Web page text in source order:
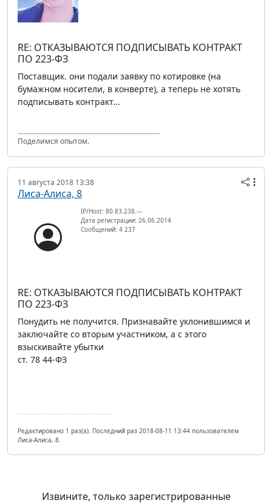
RE: ОТКАЗЫВАЮТСЯ ПОДПИСЫВАТЬ КОНТРАКТ
ПО 223-ФЗ
Поставщик. они подали заявку по котировке (на
бумажном носители, в конверте), а теперь не хотять
подписывать контракт...
Поделимся опытом.
11 августа 2018 13:38
Лиса-Алиса, 8
IP/Host: 80.83.238.---
Дата регистрации: 26.06.2014
Сообщений: 4 237
RE: ОТКАЗЫВАЮТСЯ ПОДПИСЫВАТЬ КОНТРАКТ
ПО 223-ФЗ
Понудить не получится. Признавайте уклонившимся и
заключайте со вторым участником, а с этого
взыскивайте убытки
ст. 78 44-ФЗ
Редактировано 1 раз(а). Последний раз 2018-08-11 13:44 пользователем
Лиса-Алиса, 8.
Извините, только зарегистрированные